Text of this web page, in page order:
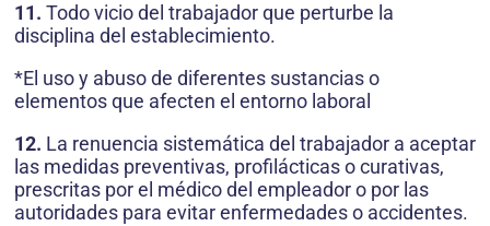
11. Todo vicio del trabajador que perturbe la
disciplina del establecimiento.
*El uso y abuso de diferentes sustancias o
elementos que afecten el entorno laboral
12. La renuencia sistemática del trabajador a aceptar
las medidas preventivas, profilácticas o curativas,
prescritas por el médico del empleador o por las
autoridades para evitar enfermedades o accidentes.